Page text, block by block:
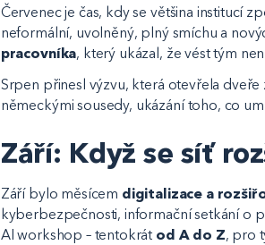
Červenec je čas, kdy se většina institucí
neformální, uvolněný, plný smíchu a
pracovníka, který ukázal, že vést tým
Srpen přinesl výzvu, která otevřela dveře
německými sousedy, ukázání toho, co
Září: Když se síť
Září bylo měsícem digitalizace a
kyberbezpečnosti, informační setkání o
AI workshop – tentokrát od A do Z, pro